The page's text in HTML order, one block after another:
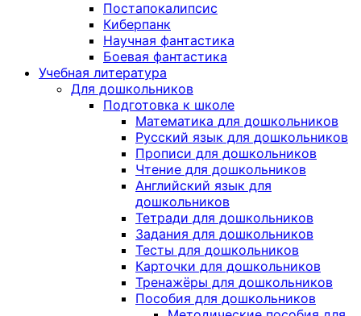
Постапокалипсис
Киберпанк
Научная фантастика
Боевая фантастика
Учебная литература
Для дошкольников
Подготовка к школе
Математика для дошкольников
Русский язык для дошкольников
Прописи для дошкольников
Чтение для дошкольников
Английский язык для
дошкольников
Тетради для дошкольников
Задания для дошкольников
Тесты для дошкольников
Карточки для дошкольников
Тренажёры для дошкольников
Пособия для дошкольников